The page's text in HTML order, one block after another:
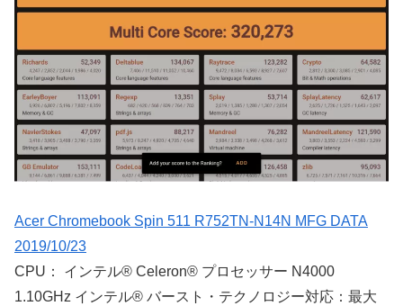
Acer Chromebook Spin 511 R752TN-N14N MFG DATA
2019/10/23
CPU： インテル® Celeron® プロセッサー N4000
1.10GHz インテル® バースト・テクノロジー対応：最大